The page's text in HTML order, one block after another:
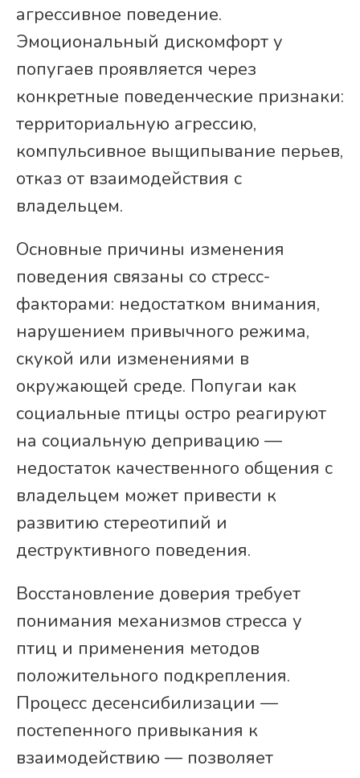
агрессивное поведение.
Эмоциональный дискомфорт у
попугаев проявляется через
конкретные поведенческие признаки:
территориальную агрессию,
компульсивное выщипывание перьев,
отказ от взаимодействия с
владельцем.
Основные причины изменения
поведения связаны со стресс-
факторами: недостатком внимания,
нарушением привычного режима,
скукой или изменениями в
окружающей среде. Попугаи как
социальные птицы остро реагируют
на социальную депривацию —
недостаток качественного общения с
владельцем может привести к
развитию стереотипий и
деструктивного поведения.
Восстановление доверия требует
понимания механизмов стресса у
птиц и применения методов
положительного подкрепления.
Процесс десенсибилизации —
постепенного привыкания к
взаимодействию — позволяет